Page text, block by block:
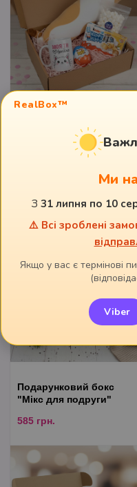
Подарунковий бокс
"Моя ти вредіна"
Подарунковий бокс
"Мікс для подруги"
585 грн.
RealBox™
Ми
З 31 липня по 10
⚠️ Всі зроблені
Якщо у вас є термінові
Viber